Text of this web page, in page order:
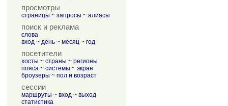
просмотры
страницы ~ запросы ~ алиасы
поиск и реклама
слова
вход ~ день ~ месяц ~ год
посетители
хосты ~ страны ~ регионы
пояса ~ системы ~ экран
броузеры ~ пол и возраст
сессии
маршруты ~ вход ~ выход
статистика